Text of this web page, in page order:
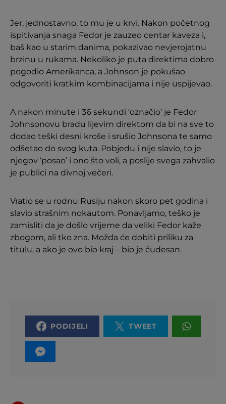
Jer, jednostavno, to mu je u krvi. Nakon početnog
ispitivanja snaga Fedor je zauzeo centar kaveza i,
baš kao u starim danima, pokazivao nevjerojatnu
brzinu u rukama. Nekoliko je puta direktima dobro
pogodio Amerikanca, a Johnson je pokušao
odgovoriti kratkim kombinacijama i nije uspijevao.
A nakon minute i 36 sekundi ‘označio’ je Fedor
Johnsonovu bradu lijevim direktom da bi na sve to
dodao teški desni kroše i srušio Johnsona te samo
odšetao do svog kuta. Pobjedu i nije slavio, to je
njegov ‘posao’ i ono što voli, a poslije svega zahvalio
je publici na divnoj večeri.
Vratio se u rodnu Rusiju nakon skoro pet godina i
slavio strašnim nokautom. Ponavljamo, teško je
zamisliti da je došlo vrijeme da veliki Fedor kaže
zbogom, ali tko zna. Možda će dobiti priliku za
titulu, a ako je ovo bio kraj – bio je čudesan.
PODIJELI TWEET